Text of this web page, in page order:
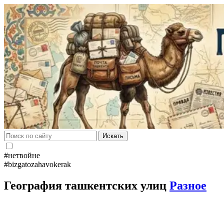
Искать
#нетвойне
#bizgatozahavokerak
География ташкентских улиц Разное